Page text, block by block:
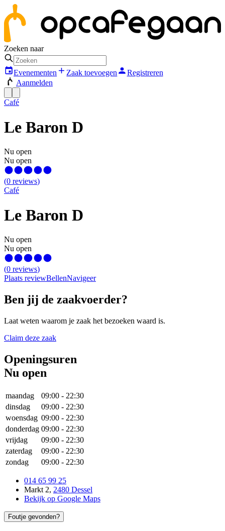
Zoeken naar
Evenementen Zaak toevoegen
Registreren
Aanmelden
Café
Le Baron D
Nu open
Nu open
(0 reviews)
Café
Le Baron D
Nu open
Nu open
(0 reviews)
Plaats reviewBellenNavigeer
Ben jij de zaakvoerder?
Laat weten waarom je zaak het bezoeken waard is.
Claim deze zaak
Openingsuren
Nu open
maandag 09:00 - 22:30
dinsdag
09:00 - 22:30
woensdag 09:00 - 22:30
donderdag 09:00 - 22:30
vrijdag
09:00 - 22:30
zaterdag
09:00 - 22:30
zondag
09:00 - 22:30
014 65 99 25
Markt 2, 2480 Dessel
Bekijk op Google Maps
Foutje gevonden?